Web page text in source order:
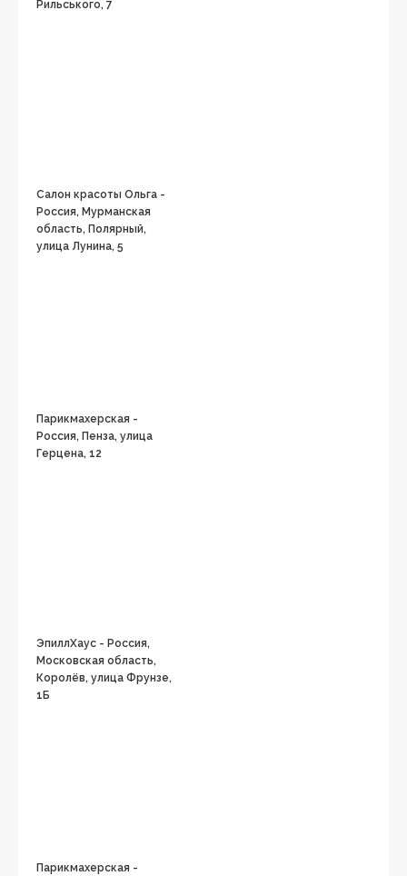
Рильського, 7
Салон красоты Ольга -
Россия, Мурманская
область, Полярный,
улица Лунина, 5
Парикмахерская -
Россия, Пенза, улица
Герцена, 12
ЭпиллХаус - Россия,
Московская область,
Королёв, улица Фрунзе,
1Б
Парикмахерская -